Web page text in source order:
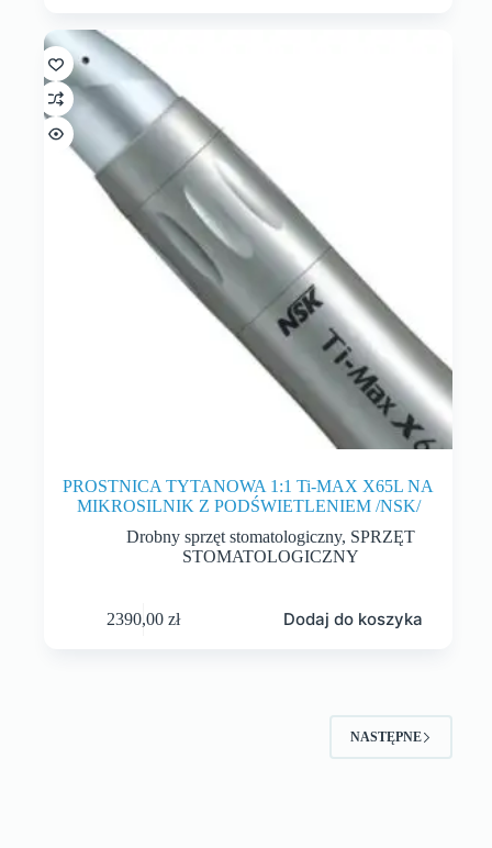
PROSTNICA TYTANOWA 1:1 Ti-MAX X65L NA
MIKROSILNIK Z PODŚWIETLENIEM /NSK/
Drobny sprzęt stomatologiczny, SPRZĘT
STOMATOLOGICZNY
2390,00zł Dodaj do koszyka
NASTĘPNE